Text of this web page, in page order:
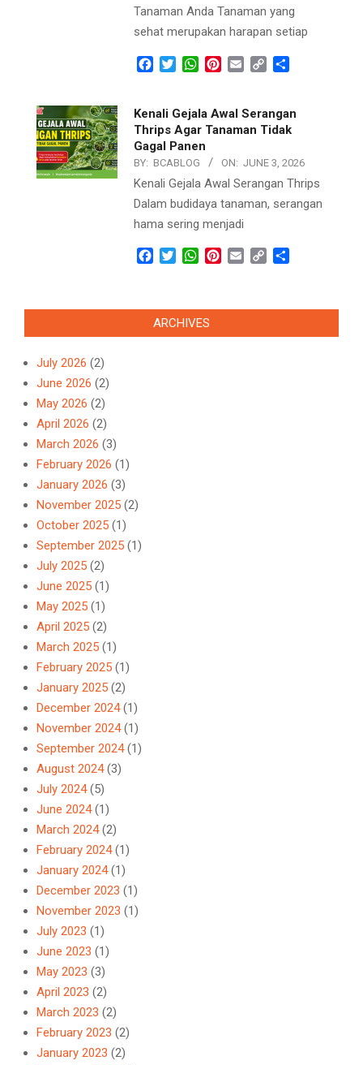
Tanaman Anda Tanaman yang
sehat merupakan harapan setiap
Facebook
TwitterWhatsApp
Pinterest
Email Copy
Kenali Gejala Awal Serangan
Thrips Agar Tanaman Tidak
Gagal Panen
BY: BCABLOG ON: JUNE 3, 2026
Kenali Gejala Awal Serangan Thrips
Dalam budidaya tanaman, serangan
hama sering menjadi
Facebook
TwitterWhatsApp
Pinterest
Email Copy
ARCHIVES
July 2026 (2)
June 2026 (2)
May 2026 (2)
April 2026 (2)
March 2026 (3)
February 2026 (1)
January 2026 (3)
November 2025 (2)
October 2025 (1)
September 2025 (1)
July 2025 (2)
June 2025 (1)
May 2025 (1)
April 2025 (2)
March 2025 (1)
February 2025 (1)
January 2025 (2)
December 2024(1)
November 2024(1)
September 2024(1)
August 2024(3)
July 2024(5)
June 2024(1)
March 2024(2)
February 2024(1)
January 2024(1)
December 2023 (1)
November 2023 (1)
July 2023 (1)
June 2023 (1)
May 2023 (3)
April 2023 (2)
March 2023 (2)
February 2023 (2)
January 2023 (2)